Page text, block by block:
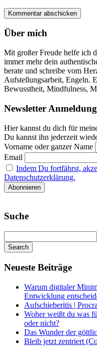
Über mich
Mit großer Freude helfe ich
immer mehr dein
berate und schreibe vom
Aufstellungsarbeit, Engeln.
Bewusstheit, Mindfulness,
Newsletter Anmeldung
Hier kannst du dich für
Du kannst ihn jederzeit
Vorname oder ganzer Name
Email
Indem Du fortfährst,
Datenschutzerklärung.
Suche
Search
is
progress
Neueste Beiträge
Warum digitaler
Entwicklung
Aufschieberitis |
Woher weißt du was
oder nicht?
Das Wunder der
Bleib jetzt zentriert